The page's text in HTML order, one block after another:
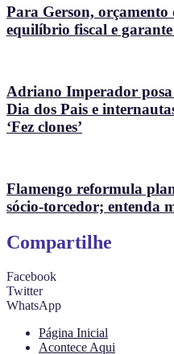
Para Gerson,
equilíbrio fiscal e
Adriano Imperador
Dia dos Pais e
‘Fez clones’
Flamengo reformula
sócio-torcedor; entenda
Compartilhe
Facebook
Twitter
WhatsApp
Página Inicial
Acontece Aqui